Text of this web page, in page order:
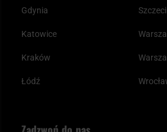
Gdynia
Katowice
Kraków
Łódź